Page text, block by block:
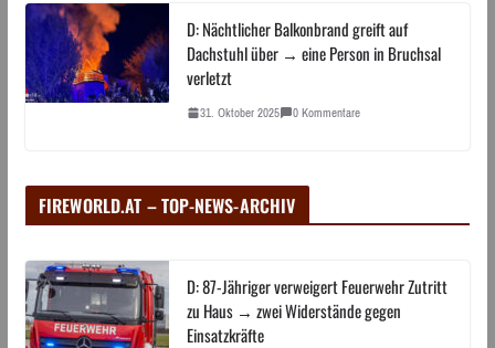
D: Nächtlicher Balkonbrand greift auf
Dachstuhl über → eine Person in Bruchsal
verletzt
31. Oktober 2025 0 Kommentare
FIREWORLD.AT – TOP-NEWS-ARCHIV
D: 87-Jähriger verweigert Feuerwehr Zutritt
zu Haus → zwei Widerstände gegen
Einsatzkräfte